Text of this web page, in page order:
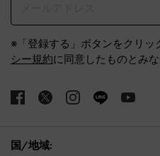
※「登録する」ボタンをクリッ
シー規約に同意したものとみな
国/地域: